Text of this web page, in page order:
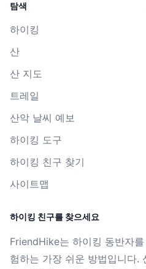
탐색
하이킹
산
산 지도
트레일
산악 날씨 예보
하이킹 도구
하이킹 친구 찾기
사이트맵
하이킹 친구를 찾으세요
FriendHike는 하이킹 동반자
험하는 가장 쉬운 방법입니다.